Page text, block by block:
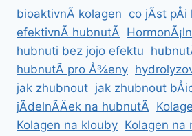
bioaktivnÃ­ kolagen co jÃ­st
efektivnÃ­ hubnutÃ­
hubnuti bez jojo efektu
hubnutÃ­ pro Å¾eny
jak zhubnout jak zhubnout
jÃ­delnÃ­Äek na hubnutÃ­
Kolagen na klouby Kolagen na